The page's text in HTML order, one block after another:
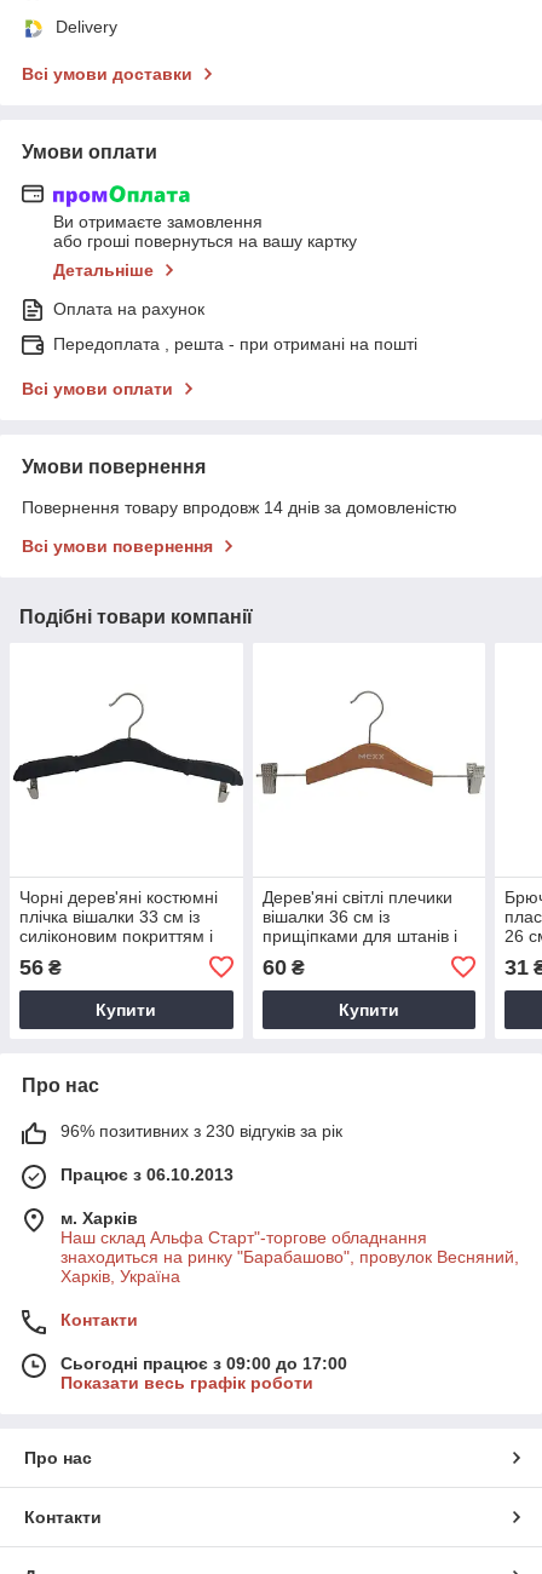
Delivery
Всі умови доставки
Умови оплати
Ви отримаєте замовлення
або гроші повернуться на вашу картку
Детальніше
Оплата на рахунок
Передоплата , решта - при отримані на пошті
Всі умови оплати
Умови повернення
Повернення товару впродовж 14 днів за домовленістю
Всі умови повернення
Подібні товари компанії
Чорні дерев'яні костюмні
плічка вішалки 33 см із
силіконовим покриттям і
56 ₴
Купити
Дерев'яні світлі плечики
вішалки 36 см із
прищіпками для штанів і
60₴
Купити
26
31
Про нас
96% позитивних з 230 відгуків за рік
Працює з 06.10.2013
м. Харків
Наш склад Альфа Старт"-торгове обладнання
знаходиться на ринку "Барабашово", провулок Весняний,
Харків, Україна
Контакти
Сьогодні працює з 09:00 до 17:00
Показати весь графік роботи
Про нас
Контакти